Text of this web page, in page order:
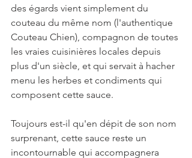
des égards vient simplement du
couteau du même nom (l'authentique
Couteau Chien), compagnon de toutes
les vraies cuisinières locales depuis
plus d'un siècle, et qui servait à hacher
menu les herbes et condiments qui
composent cette sauce.
Toujours est-il qu'en dépit de son nom
surprenant, cette sauce reste un
incontournable qui accompagnera